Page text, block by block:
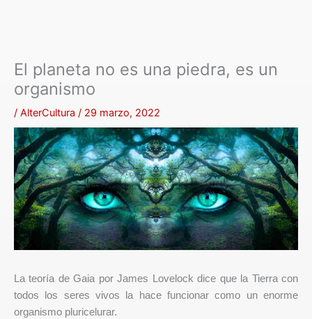
El planeta no es una piedra, es un
organismo
/ AlterCultura / 29 marzo, 2022
La teoría de Gaia por James Lovelock dice que la Tierra con
todos los seres vivos la hace funcionar como un enorme
organismo pluricelurar.